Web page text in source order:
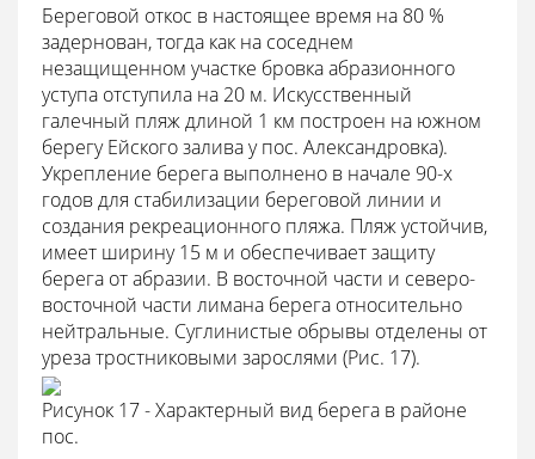
Береговой откос в настоящее время на 80 %
задернован, тогда как на соседнем
незащищенном участке бровка абразионного
уступа отступила на 20 м. Искусственный
галечный пляж длиной 1 км построен на южном
берегу Ейского залива у пос. Александровка).
Укрепление берега выполнено в начале 90-х
годов для стабилизации береговой линии и
создания рекреационного пляжа. Пляж устойчив,
имеет ширину 15 м и обеспечивает защиту
берега от абразии. В восточной части и северо-
восточной части лимана берега относительно
нейтральные. Суглинистые обрывы отделены от
уреза тростниковыми зарослями (Рис. 17).
Рисунок 17 - Характерный вид берега в районе
пос.